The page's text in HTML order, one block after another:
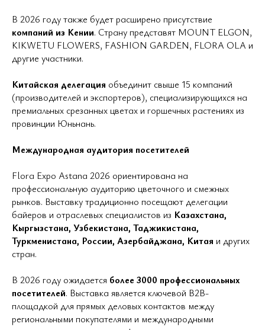
В 2026 году также будет расширено присутствие
компаний из Кении. Страну представят MOUNT ELGON,
KIKWETU FLOWERS, FASHION GARDEN, FLORA OLA и
другие участники.
Китайская делегация объединит свыше 15 компаний
(производителей и экспортеров), специализирующихся на
премиальных срезанных цветах и горшечных растениях из
провинции Юньнань.
Международная аудитория посетителей
Flora Expo Astana 2026 ориентирована на
профессиональную аудиторию цветочного и смежных
рынков. Выставку традиционно посещают делегации
байеров и отраслевых специалистов из Казахстана,
Кыргызстана, Узбекистана, Таджикистана,
Туркменистана, России, Азербайджана, Китая и других
стран.
В 2026 году ожидается более 3000 профессиональных
посетителей. Выставка является ключевой B2B-
площадкой для прямых деловых контактов между
региональными покупателями и международными